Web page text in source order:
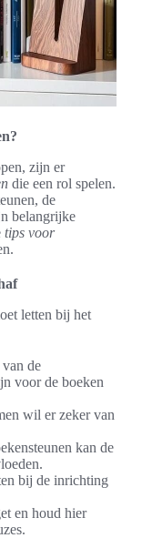
zijn er
die een rol spelen.
de
belangrijke
tips voor
letten bij het
de
voor de boeken
wil er zeker van
kan de
bij de inrichting
en houd hier